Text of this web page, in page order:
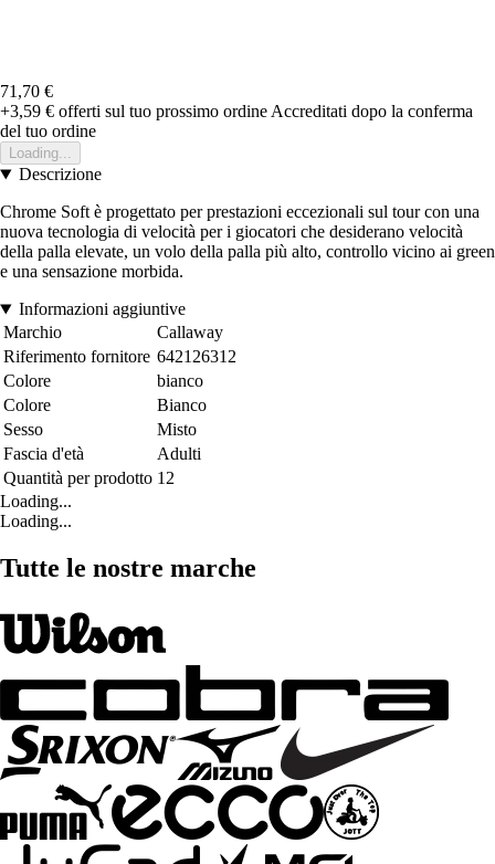
71,70 €
+3,59 € offerti sul tuo prossimo ordine Accreditati dopo la conferma
del tuo ordine
Loading...
Descrizione
Chrome Soft è progettato per prestazioni eccezionali sul tour con una
nuova tecnologia di velocità per i giocatori che desiderano velocità
della palla elevate, un volo della palla più alto, controllo vicino ai green
e una sensazione morbida.
Informazioni aggiuntive
Marchio
Callaway
Riferimento fornitore 642126312
Colore
bianco
Colore
Bianco
Sesso
Misto
Fascia d'età
Adulti
Quantità per prodotto 12
Loading...
Loading...
Tutte le nostre marche